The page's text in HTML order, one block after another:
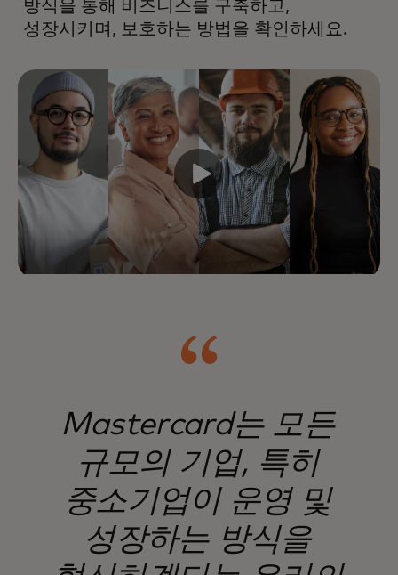
방식을 통해 비즈니스를 구축하고,
성장시키며, 보호하는 방법을 확인하세요.
Mastercard는 모든
규모의 기업, 특히
중소기업이 운영 및
성장하는 방식을